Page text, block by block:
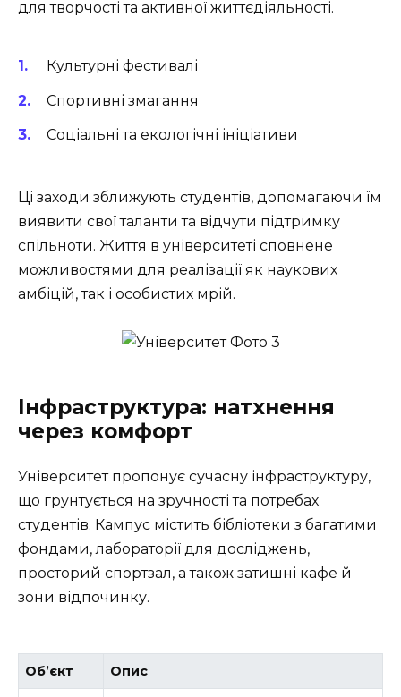
для творчості та активної життєдіяльності.
Культурні фестивалі
Спортивні змагання
Соціальні та екологічні ініціативи
Ці заходи зближують студентів, допомагаючи їм
виявити свої таланти та відчути підтримку
спільноти. Життя в університеті сповнене
можливостями для реалізації як наукових
амбіцій, так і особистих мрій.
Інфраструктура: натхнення
через комфорт
Університет пропонує сучасну інфраструктуру,
що грунтується на зручності та потребах
студентів. Кампус містить бібліотеки з багатими
фондами, лабораторії для досліджень,
просторий спортзал, а також затишні кафе й
зони відпочинку.
Об’єкт Опис